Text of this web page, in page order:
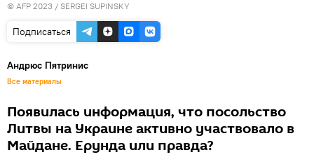
© AFP 2023 / SERGEI SUPINSKY
Подписаться
Андрюс Пятринис
Все материалы
Появилась информация, что посольство
Литвы на Украине активно участвовало в
Майдане. Ерунда или правда?